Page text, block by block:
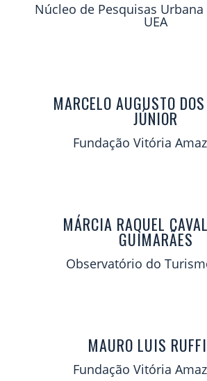
Núcleo de Pesquisas
UEA
MARCELO AUGUSTO
JÚNIOR
Fundação Vitória
MÁRCIA RAQUEL
GUIMARÃES
Observatório do
MAURO LUIS
Fundação Vitória